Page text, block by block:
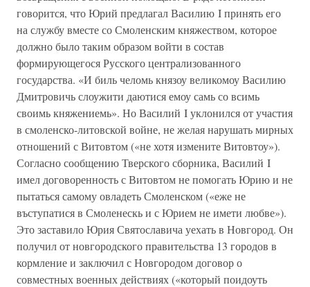
говорится, что Юрий предлагал Василию I принять его
на службу вместе со Смоленским княжеством, которое
должно было таким образом войти в состав
формирующегося Русского централизованного
государства. «И биль челомь князоу великомоу Василию
Дмитровичь слоужити даютися емоу самь со всимь
своимь княжениемь». Но Василий I уклонился от участия
в смоленско-литовской войне, не желая нарушать мирных
отношений с Витовтом («не хотя измените Витовтоу»).
Согласно сообщению Тверского сборника, Василий I
имел договоренность с Витовтом не помогать Юрию и не
пытаться самому овладеть Смоленском («еже не
въступатися в Смоленескь и с Юрием не имети любве»).
Это заставило Юрия Святославича уехать в Новгород. Он
получил от новгородского правительства 13 городов в
кормление и заключил с Новгородом договор о
совместных военных действиях («который поидоуть